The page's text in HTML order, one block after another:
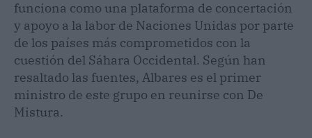
funciona como una plataforma de concertación
y apoyo a la labor de Naciones Unidas por parte
de los países más comprometidos con la
cuestión del Sáhara Occidental. Según han
resaltado las fuentes, Albares es el primer
ministro de este grupo en reunirse con De
Mistura.